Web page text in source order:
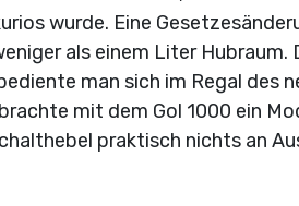
wurde. Eine
als einem Liter Hubraum.
man sich im Regal des
mit dem Gol 1000 ein
praktisch nichts an